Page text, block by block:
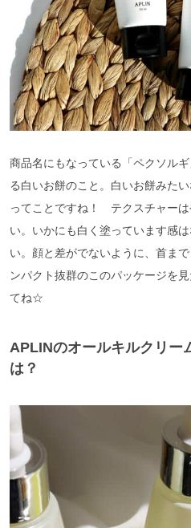
商品名にもなっている「ペクソル
る白いお餅のこと。白いお餅みた
ってことですね！ テクスチャー
い。いかにも白く塗っています感
い。顔と差がでないように、首ま
ンパクト抜群のこのパッケージを
てね☆
APLINのオールキルクリー
は？